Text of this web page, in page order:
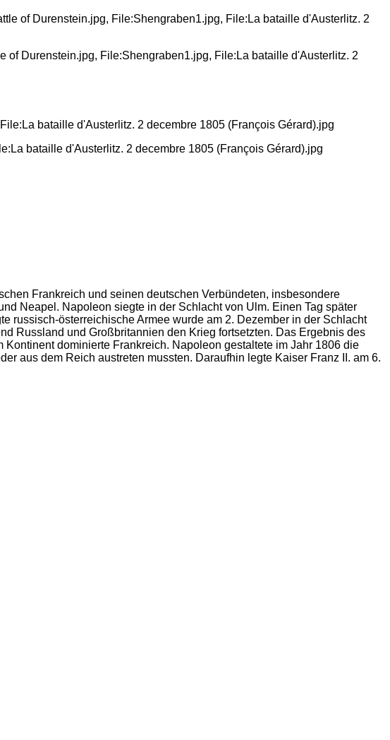
Durenstein.jpg, File:Shengraben1.jpg, File:La bataille d'Austerlitz. 2
bataille d'Austerlitz. 2 decembre 1805 (François Gérard).jpg
Frankreich und seinen deutschen Verbündeten, insbesondere
Neapel. Napoleon siegte in der Schlacht von Ulm. Einen Tag später
russisch-österreichische Armee wurde am 2. Dezember in der Schlacht
Russland und Großbritannien den Krieg fortsetzten. Das Ergebnis des
dominierte Frankreich. Napoleon gestaltete im Jahr 1806 die
aus dem Reich austreten mussten. Daraufhin legte Kaiser Franz II. am 6.